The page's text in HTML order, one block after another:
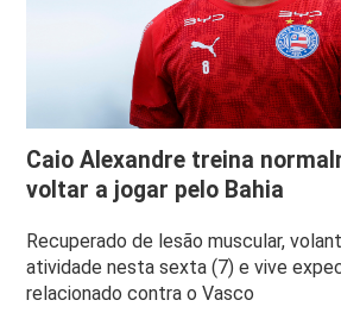
Caio Alexandre treina
voltar a jogar pelo Bahia
Recuperado de lesão muscular,
atividade nesta sexta (7) e vive
relacionado contra o Vasco